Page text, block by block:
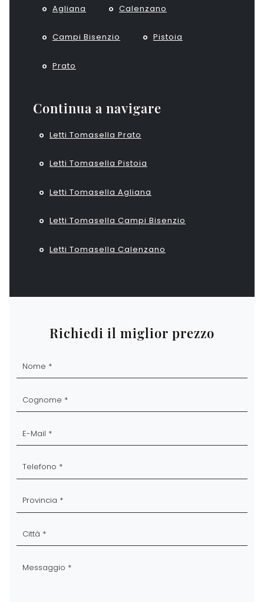
Agliana Calenzano
Campi Bisenzio Pistoia
Prato
Continua a navigare
Letti Tomasella Prato
Letti Tomasella Pistoia
Letti Tomasella Agliana
Letti Tomasella Campi Bisenzio
Letti Tomasella Calenzano
Richiedi il miglior prezzo